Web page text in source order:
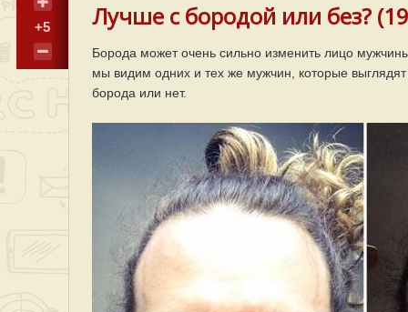
+5 Лучше с бородой или без?
Борода может очень сильно изменить лицо
мы видим одних и тех же мужчин, которые
борода или нет.